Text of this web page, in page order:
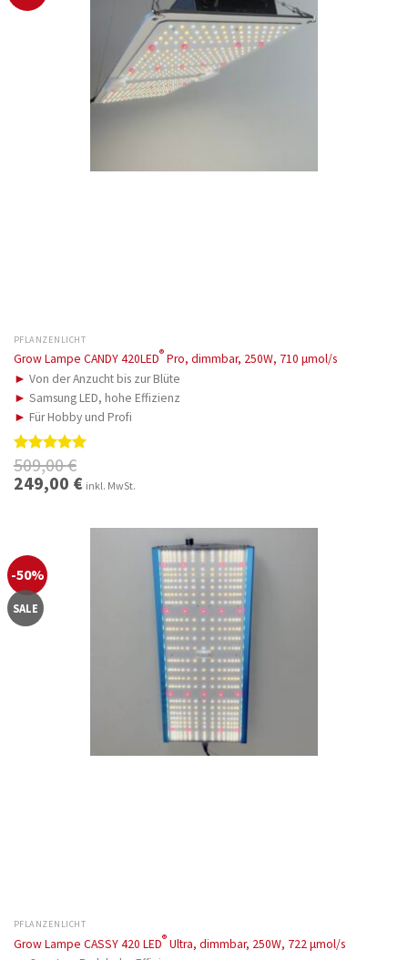
PFLANZENLICHT
Grow Lampe CANDY 420LED® Pro, dimmbar, 250W, 710 μmol/s
► Von der Anzucht bis zur Blüte
► Samsung LED, hohe Effizienz
► Für Hobby und Profi
Bewertet
mit5.00
von 5
509,00€
Ursprünglicher
Preis
249,00 €Aktueller
Preis
inkl. MwSt.
-50%
SALE
PFLANZENLICHT
Grow Lampe CASSY 420 LED®Ultra, dimmbar, 250W, 722 μmol/s